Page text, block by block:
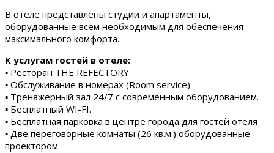
В отеле представлены студии и апартаменты,
оборудованные всем необходимым для обеспечения
максимального комфорта.
К услугам гостей в отеле:
▪ Ресторан THE REFECTORY
▪ Обслуживание в номерах (Room service)
▪ Тренажерный зал 24/7 с современным оборудованием.
▪ Бесплатный WI-FI.
▪ Бесплатная парковка в центре города для гостей отеля
▪ Две переговорные комнаты (26 кв.м.) оборудованные
проектором